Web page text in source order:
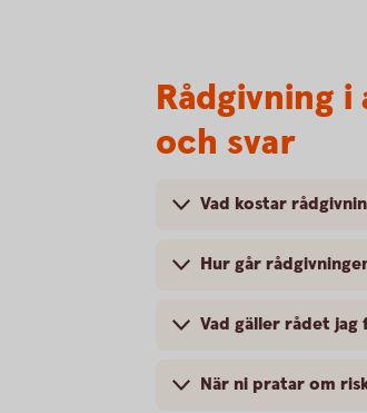
Rådgivning
och svar
Vad kostar
Hur går
Vad gäller rådet jag
När ni pratar om